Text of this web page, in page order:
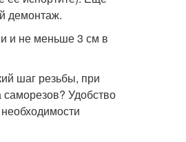
демонтаж.
и не меньше 3 см в
шаг резьбы, при
Удобство